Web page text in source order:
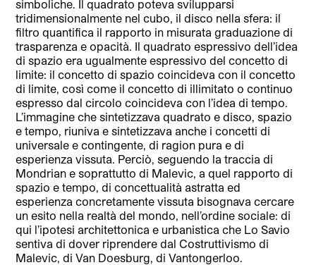
simboliche. Il quadrato poteva svilupparsi
tridimensionalmente nel cubo, il disco nella sfera: il
filtro quantifica il rapporto in misurata graduazione di
trasparenza e opacità. Il quadrato espressivo dell’idea
di spazio era ugualmente espressivo del concetto di
limite: il concetto di spazio coincideva con il concetto
di limite, così come il concetto di illimitato o continuo
espresso dal circolo coincideva con l’idea di tempo.
L’immagine che sintetizzava quadrato e disco, spazio
e tempo, riuniva e sintetizzava anche i concetti di
universale e contingente, di ragion pura e di
esperienza vissuta. Perciò, seguendo la traccia di
Mondrian e soprattutto di Malevic, a quel rapporto di
spazio e tempo, di concettualità astratta ed
esperienza concretamente vissuta bisognava cercare
un esito nella realtà del mondo, nell’ordine sociale: di
qui l’ipotesi architettonica e urbanistica che Lo Savio
sentiva di dover riprendere dal Costruttivismo di
Malevic, di Van Doesburg, di Vantongerloo.